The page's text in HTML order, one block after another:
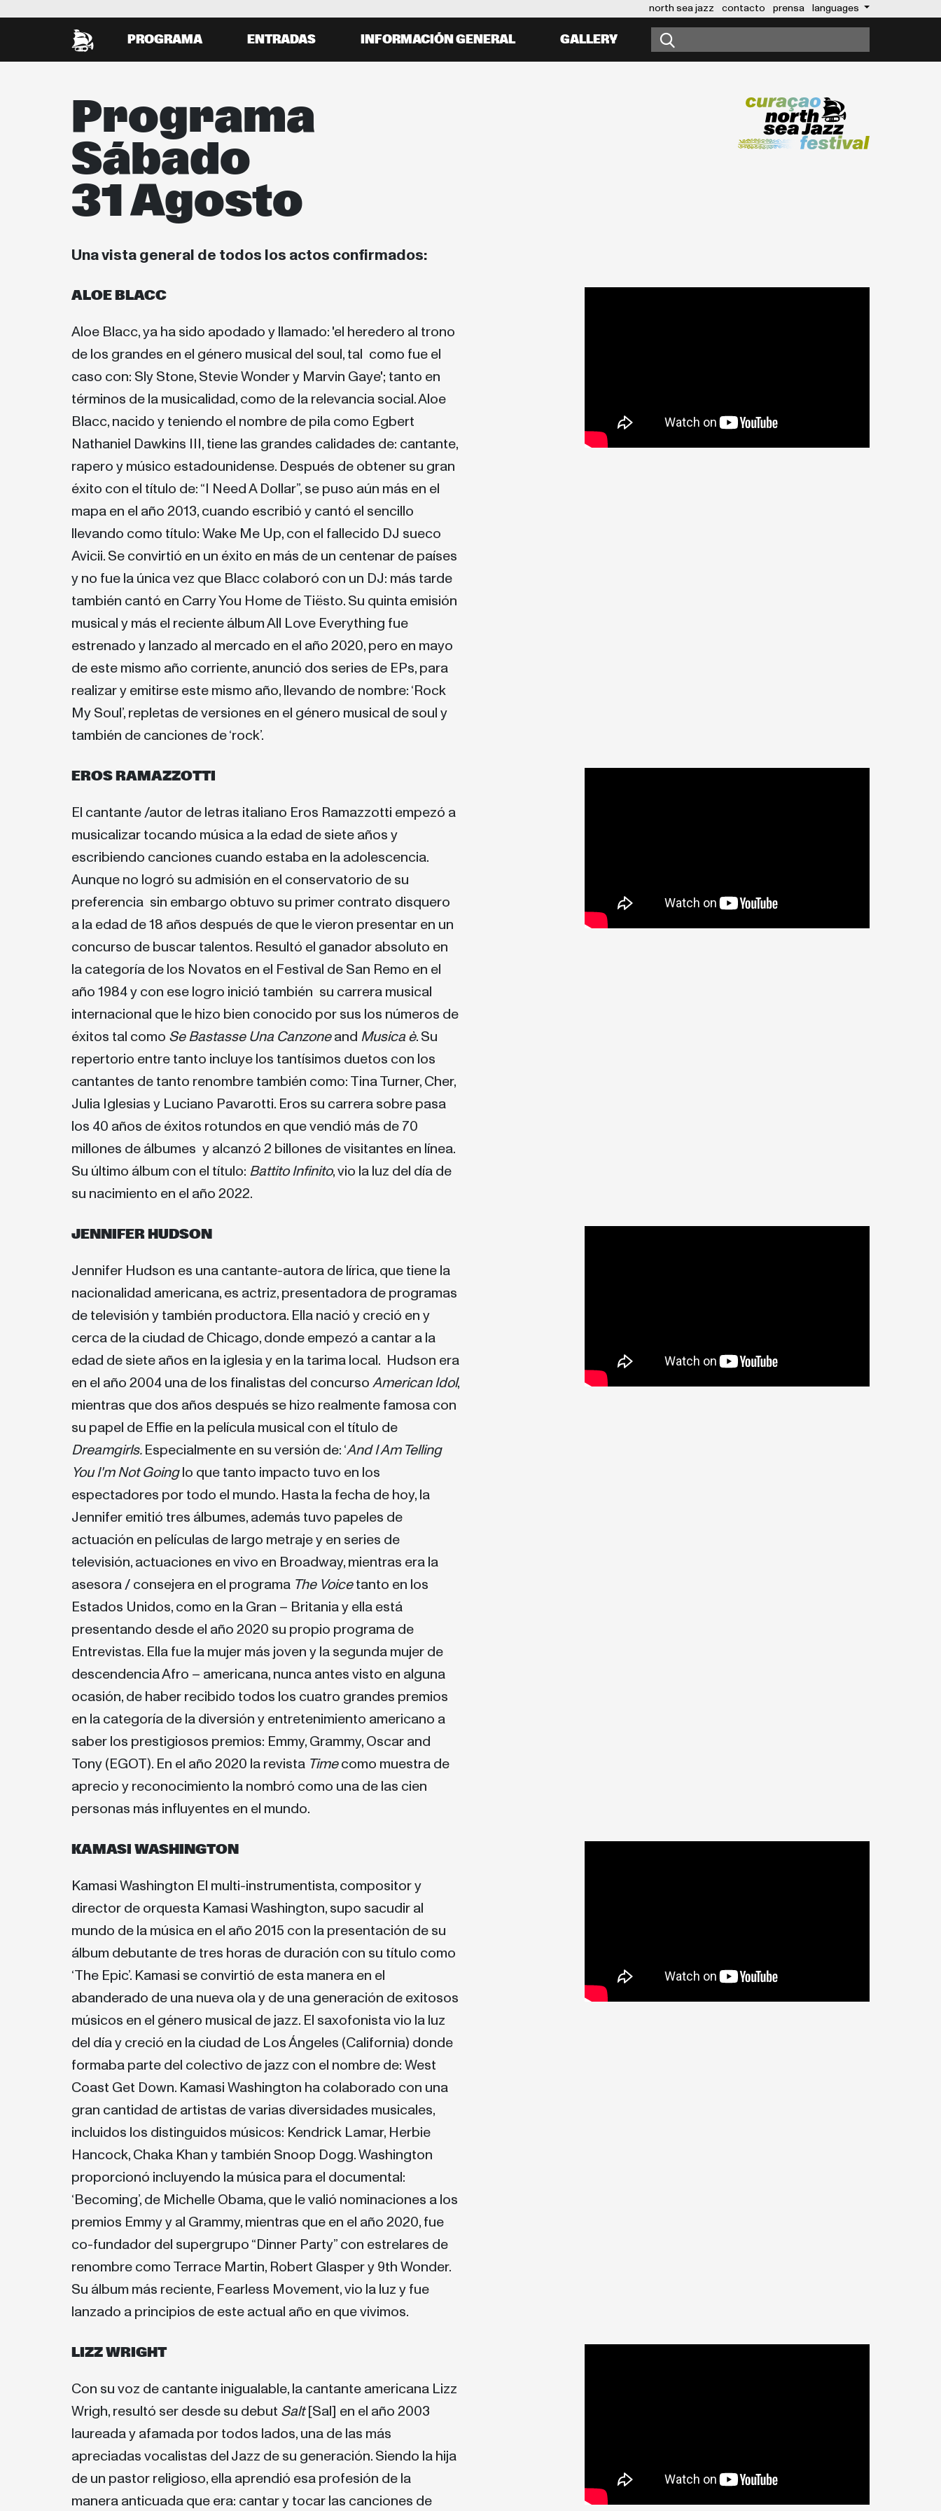
north sea jazz contacto prensa languages
PROGRAMA ENTRADAS INFORMACIÓN GENERAL GALLERY
Programa
Sábado
31 Agosto
Una vista general de todos los actos confirmados:
ALOE BLACC
Aloe Blacc, ya ha sido apodado y llamado: 'el heredero al trono
de los grandes en el género musical del soul, tal como fue el
caso con: Sly Stone, Stevie Wonder y Marvin Gaye'; tanto en
términos de la musicalidad, como de la relevancia social. Aloe
Blacc, nacido y teniendo el nombre de pila como Egbert
Nathaniel Dawkins III, tiene las grandes calidades de: cantante,
rapero y músico estadounidense. Después de obtener su gran
éxito con el título de: “I Need A Dollar”, se puso aún más en el
mapa en el año 2013, cuando escribió y cantó el sencillo
llevando como título: Wake Me Up, con el fallecido DJ sueco
Avicii. Se convirtió en un éxito en más de un centenar de países
y no fue la única vez que Blacc colaboró con un DJ: más tarde
también cantó en Carry You Home de Tiësto. Su quinta emisión
musical y más el reciente álbum All Love Everything fue
estrenado y lanzado al mercado en el año 2020, pero en mayo
de este mismo año corriente, anunció dos series de EPs, para
realizar y emitirse este mismo año, llevando de nombre: ‘Rock
My Soul’, repletas de versiones en el género musical de soul y
también de canciones de ‘rock’.
EROS RAMAZZOTTI
El cantante /autor de letras italiano Eros Ramazzotti empezó a
musicalizar tocando música a la edad de siete años y
escribiendo canciones cuando estaba en la adolescencia.
Aunque no logró su admisión en el conservatorio de su
preferencia sin embargo obtuvo su primer contrato disquero
a la edad de 18 años después de que le vieron presentar en un
concurso de buscar talentos. Resultó el ganador absoluto en
la categoría de los Novatos en el Festival de San Remo en el
año 1984 y con ese logro inició también su carrera musical
internacional que le hizo bien conocido por sus los números de
éxitos tal como Se Bastasse Una Canzoneand Musica è. Su
repertorio entre tanto incluye los tantísimos duetos con los
cantantes de tanto renombre también como: Tina Turner, Cher,
Julia Iglesias y Luciano Pavarotti. Eros su carrera sobre pasa
los 40 años de éxitos rotundos en que vendió más de 70
millones de álbumes y alcanzó 2 billones de visitantes en línea.
Su último álbum con el título: Battito Infinito, vio la luz del día de
su nacimiento en el año 2022.
JENNIFER HUDSON
Jennifer Hudson es una cantante-autora de lírica, que tiene la
nacionalidad americana, es actriz, presentadora de programas
de televisión y también productora. Ella nació y creció en y
cerca de la ciudad de Chicago, donde empezó a cantar a la
edad de siete años en la iglesia y en la tarima local. Hudson era
en el año 2004 una de los finalistas del concursoAmerican Idol,
mientras que dos años después se hizo realmente famosa con
su papel de Effie en la película musical con el título de
Dreamgirls.Especialmente en su versión de: ‘And I Am Telling
You I'm Not Goinglo que tanto impacto tuvo en los
espectadores por todo el mundo. Hasta la fecha de hoy, la
Jennifer emitió tres álbumes, además tuvo papeles de
actuación en películas de largo metraje y en series de
televisión, actuaciones en vivo en Broadway, mientras era la
asesora / consejera en el programa The Voicetanto en los
Estados Unidos, como en la Gran – Britania y ella está
presentando desde el año 2020 su propio programa de
Entrevistas. Ella fue la mujer más joven y la segunda mujer de
descendencia Afro – americana, nunca antes visto en alguna
ocasión, de haber recibido todos los cuatro grandes premios
en la categoría de la diversión y entretenimiento americano a
saber los prestigiosos premios: Emmy, Grammy, Oscar and
Tony (EGOT). En el año 2020 la revista Timecomo muestra de
aprecio y reconocimiento la nombró como una de las cien
personas más influyentes en el mundo.
KAMASI WASHINGTON
Kamasi Washington El multi-instrumentista, compositor y
director de orquesta Kamasi Washington, supo sacudir al
mundo de la música en el año 2015 con la presentación de su
álbum debutante de tres horas de duración con su título como
‘The Epic’. Kamasi se convirtió de esta manera en el
abanderado de una nueva ola y de una generación de exitosos
músicos en el género musical de jazz. El saxofonista vio la luz
del día y creció en la ciudad de Los Ángeles (California) donde
formaba parte del colectivo de jazz con el nombre de: West
Coast Get Down. Kamasi Washington ha colaborado con una
gran cantidad de artistas de varias diversidades musicales,
incluidos los distinguidos músicos: Kendrick Lamar, Herbie
Hancock, Chaka Khan y también Snoop Dogg. Washington
proporcionó incluyendo la música para el documental:
‘Becoming’, de Michelle Obama, que le valió nominaciones a los
premios Emmy y al Grammy, mientras que en el año 2020, fue
co-fundador del supergrupo “Dinner Party” con estrelares de
renombre como Terrace Martin, Robert Glasper y 9th Wonder.
Su álbum más reciente, Fearless Movement, vio la luz y fue
lanzado a principios de este actual año en que vivimos.
LIZZ WRIGHT
Con su voz de cantante inigualable, la cantante americana Lizz
Wrigh, resultó ser desde su debut Salt[Sal] en el año 2003
laureada y afamada por todos lados, una de las más
apreciadas vocalistas del Jazz de su generación. Siendo la hija
de un pastor religioso, ella aprendió esa profesión de la
manera anticuada que era: cantar y tocar las canciones de